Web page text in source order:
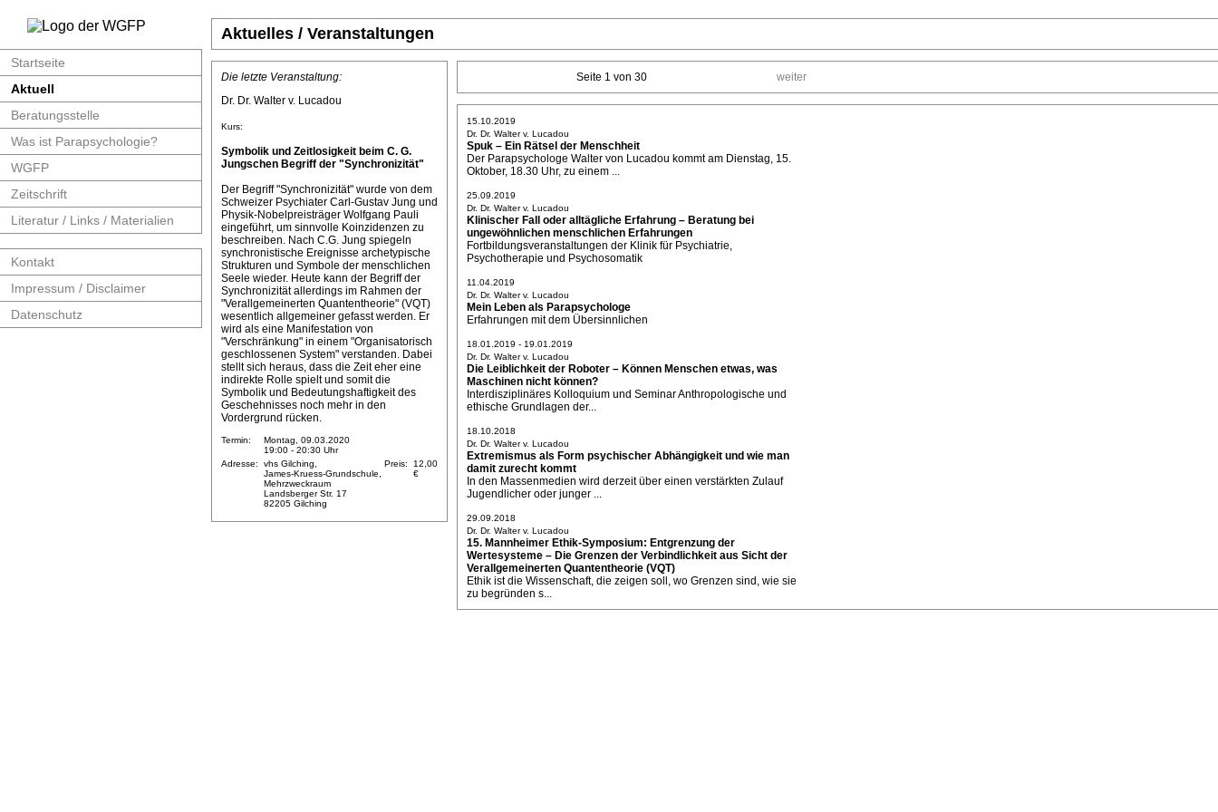
Startseite
Aktuell
Beratungsstelle
Was ist Parapsychologie?
WGFP
Zeitschrift
Literatur / Links / Materialien
Kontakt
Impressum / Disclaimer
Datenschutz
Aktuelles / Veranstaltungen
Die letzte Veranstaltung:
Dr. Dr. Walter v. Lucadou
Kurs:
Symbolik und Zeitlosigkeit beim C. G.
Jungschen Begriff der "Synchronizität"
Der Begriff "Synchronizität" wurde von dem
Schweizer Psychiater Carl-Gustav Jung und
Physik-Nobelpreisträger Wolfgang Pauli
eingeführt, um sinnvolle Koinzidenzen zu
beschreiben. Nach C.G. Jung spiegeln
synchronistische Ereignisse archetypische
Strukturen und Symbole der menschlichen
Seele wieder. Heute kann der Begriff der
Synchronizität allerdings im Rahmen der
"Verallgemeinerten Quantentheorie" (VQT)
wesentlich allgemeiner gefasst werden. Er
wird als eine Manifestation von
"Verschränkung" in einem "Organisatorisch
geschlossenen System" verstanden. Dabei
stellt sich heraus, dass die Zeit eher eine
indirekte Rolle spielt und somit die
Symbolik und Bedeutungshaftigkeit des
Geschehnisses noch mehr in den
Vordergrund rücken.
Termin:
Montag, 09.03.2020
19:00 - 20:30 Uhr
Adresse:
vhs Gilching,
James-Kruess-Grundschule,
Mehrzweckraum
Landsberger Str. 17
82205 Gilching
Preis:
12,00
€
Seite 1 von 30 weiter
15.10.2019
Dr. Dr. Walter v. Lucadou
Spuk – Ein Rätsel der Menschheit
Der Parapsychologe Walter von Lucadou kommt am Dienstag, 15.
Oktober, 18.30 Uhr, zu einem ...
25.09.2019
Dr. Dr. Walter v. Lucadou
Klinischer Fall oder alltägliche Erfahrung – Beratung bei
ungewöhnlichen menschlichen Erfahrungen
Fortbildungsveranstaltungen der Klinik für Psychiatrie,
Psychotherapie und Psychosomatik
11.04.2019
Dr. Dr. Walter v. Lucadou
Mein Leben als Parapsychologe
Erfahrungen mit dem Übersinnlichen
18.01.2019 - 19.01.2019
Dr. Dr. Walter v. Lucadou
Die Leiblichkeit der Roboter – Können Menschen etwas, was
Maschinen nicht können?
Interdisziplinäres Kolloquium und Seminar Anthropologische und
ethische Grundlagen der...
18.10.2018
Dr. Dr. Walter v. Lucadou
Extremismus als Form psychischer Abhängigkeit und wie man
damit zurecht kommt
In den Massenmedien wird derzeit über einen verstärkten Zulauf
Jugendlicher oder junger ...
29.09.2018
Dr. Dr. Walter v. Lucadou
15. Mannheimer Ethik-Symposium: Entgrenzung der
Wertesysteme – Die Grenzen der Verbindlichkeit aus Sicht der
Verallgemeinerten Quantentheorie (VQT)
Ethik ist die Wissenschaft, die zeigen soll, wo Grenzen sind, wie sie
zu begründen s...